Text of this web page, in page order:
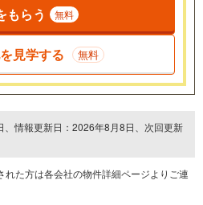
もらう 無料
見学する 無料
情報更新日：2026年8月8日、次回更新
た方は各会社の物件詳細ページよりご連